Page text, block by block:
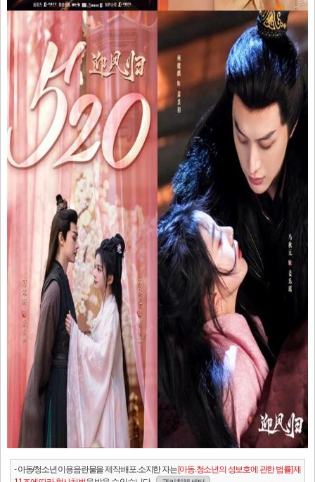
- 아동/청소년 이용음란물을 제작.배포.소지한 자는[아동.청소년의 성보호에 관한 법률] 제